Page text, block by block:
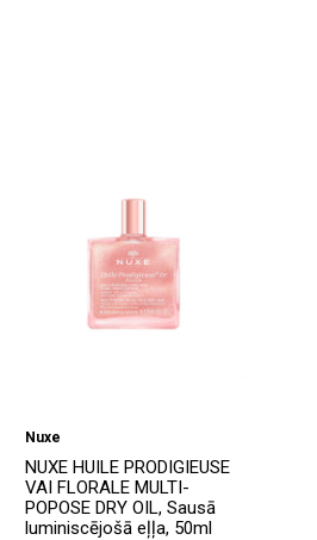
Nuxe
NUXE HUILE PRODIGIEUSE
VAI FLORALE MULTI-
POPOSE DRY OIL, Sausā
luminiscējošā eļļa, 50ml